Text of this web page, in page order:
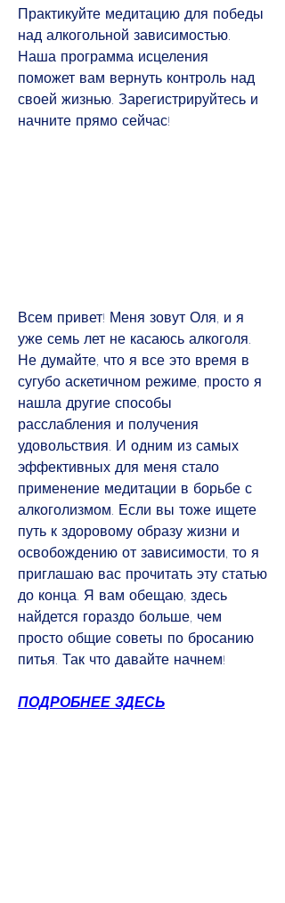
Практикуйте медитацию для победы
над алкогольной зависимостью.
Наша программа исцеления
поможет вам вернуть контроль над
своей жизнью. Зарегистрируйтесь и
начните прямо сейчас!
Всем привет! Меня зовут Оля, и я
уже семь лет не касаюсь алкоголя.
Не думайте, что я все это время в
сугубо аскетичном режиме, просто я
нашла другие способы
расслабления и получения
удовольствия. И одним из самых
эффективных для меня стало
применение медитации в борьбе с
алкоголизмом. Если вы тоже ищете
путь к здоровому образу жизни и
освобождению от зависимости, то я
приглашаю вас прочитать эту статью
до конца. Я вам обещаю, здесь
найдется гораздо больше, чем
просто общие советы по бросанию
питья. Так что давайте начнем!
ПОДРОБНЕЕ ЗДЕСЬ